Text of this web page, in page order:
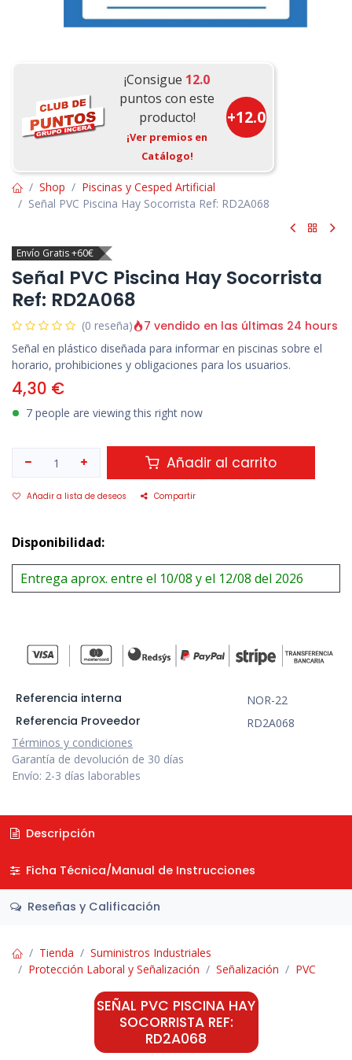
¡Consigue 12.0
puntos con este
producto!
¡Ver premios en
Catálogo!
+12.0
Shop
Piscinas y Cesped Artificial
Señal PVC Piscina Hay Socorrista Ref: RD2A068
Envío Gratis +60€
Señal PVC Piscina Hay Socorrista
Ref: RD2A068
(0 reseña) 7 vendido en las últimas 24 hours
Señal en plástico diseñada para informar en piscinas sobre el
horario, prohibiciones y obligaciones para los usuarios.
4,30 €
7 people are viewing this right now
Añadir al carrito
Añadir a lista de deseos Compartir
Disponibilidad:
Entrega aprox. entre el 10/08 y el 12/08 del 2026
Referencia interna NOR-22
Referencia Proveedor
RD2A068
Términos y condiciones
Garantía de devolución de 30 días
Envío: 2-3 días laborables
Descripción
Ficha Técnica/Manual de Instrucciones
Reseñas y Calificación
Tienda
Suministros Industriales
Protección Laboral y Señalización
Señalización PVC
SEÑAL PVC PISCINA HAY
SOCORRISTA REF:
RD2A068